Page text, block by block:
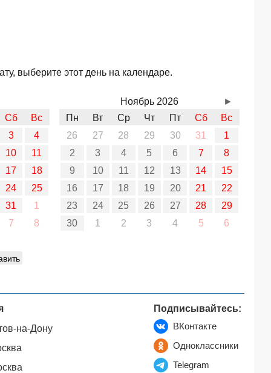
выберите этот день на календаре.
Сб
Вс
3
4
10
11
17
18
24
25
31
1
7
8
Ноябрь 2026
Пн
Вт Ср Чт Пт Сб
Вс
26
27 28 29 30 31
1
2
3 4 5 6 7
8
9
10 11 12 13 14
15
16
17 18 19 20 21
22
23
24 25 26 27 28
29
30
1 2 3 4 5 6
►
на-Дону
Подписывайтесь:
ВКонтакте
Одноклассники
Telegram